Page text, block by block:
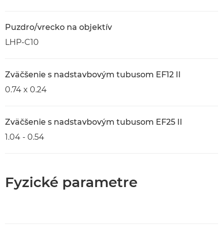
Puzdro/vrecko na objektív
LHP-C10
Zväčšenie s nadstavbovým tubusom EF12 II
0.74 x 0.24
Zväčšenie s nadstavbovým tubusom EF25 II
1.04 - 0.54
Fyzické parametre